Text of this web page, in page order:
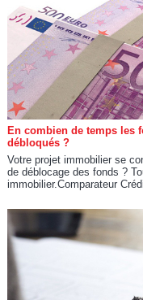
En combien de temps les
débloqués ?
Votre projet immobilier se
de déblocage des fonds ?
immobilier.Comparateur